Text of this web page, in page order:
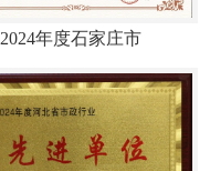
2024年度石家庄市